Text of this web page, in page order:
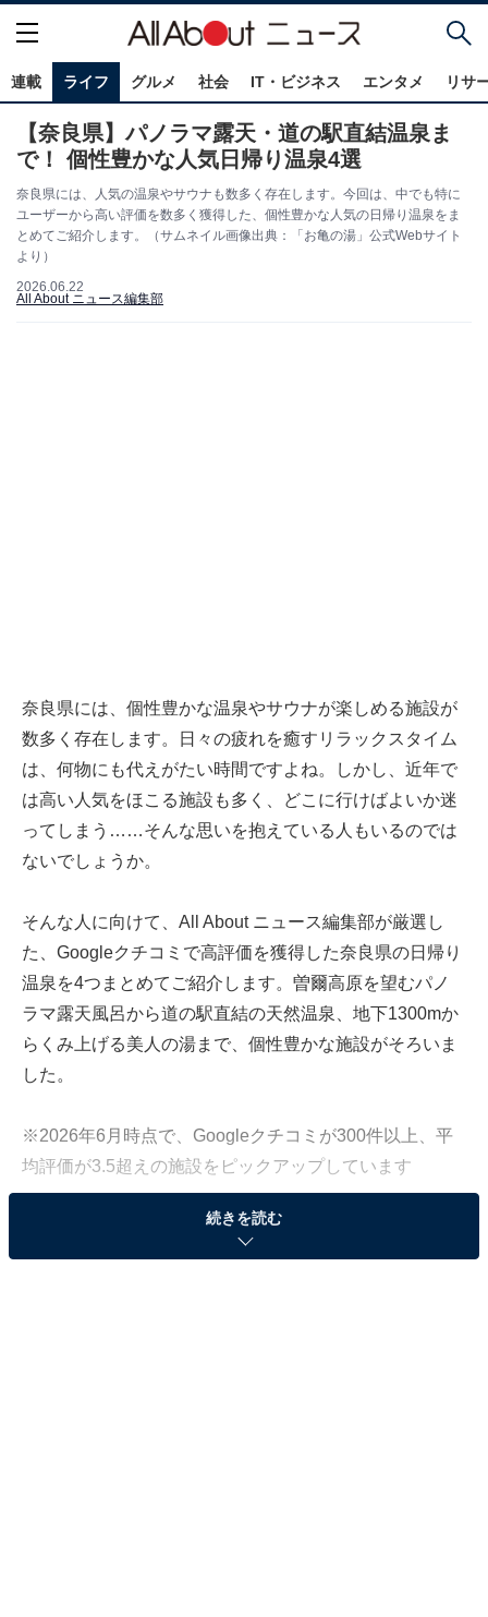
連載 ライフ グルメ 社会 IT・ビジネス エンタメ リサ
【奈良県】パノラマ露天・道の駅直結温泉ま
で！ 個性豊かな人気日帰り温泉4選
奈良県には、人気の温泉やサウナも数多く存在します。今回は、中でも特に
ユーザーから高い評価を数多く獲得した、個性豊かな人気の日帰り温泉をま
とめてご紹介します。（サムネイル画像出典：「お亀の湯」公式Webサイト
より）
2026.06.22
All About ニュース編集部
奈良県には、個性豊かな温泉やサウナが楽しめる施設が
数多く存在します。日々の疲れを癒すリラックスタイム
は、何物にも代えがたい時間ですよね。しかし、近年で
は高い人気をほこる施設も多く、どこに行けばよいか迷
ってしまう……そんな思いを抱えている人もいるのでは
ないでしょうか。
そんな人に向けて、All About ニュース編集部が厳選し
た、Googleクチコミで高評価を獲得した奈良県の日帰り
温泉を4つまとめてご紹介します。曽爾高原を望むパノ
ラマ露天風呂から道の駅直結の天然温泉、地下1300mか
らくみ上げる美人の湯まで、個性豊かな施設がそろいま
した。
※2026年6月時点で、Googleクチコミが300件以上、平
均評価が3.5超えの施設をピックアップしています
この記事の執筆者：
部
続きを読む